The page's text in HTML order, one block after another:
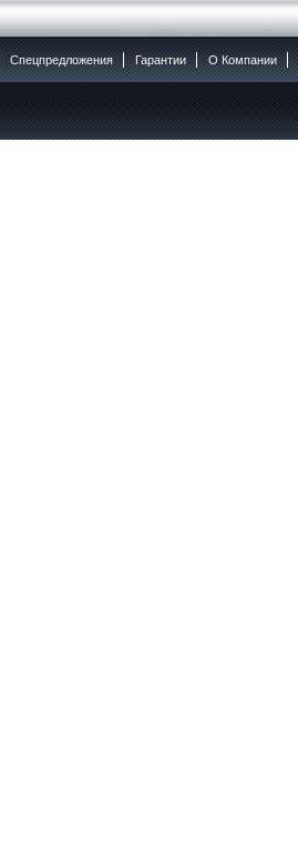
Спецпредложения Гарантии O Компании